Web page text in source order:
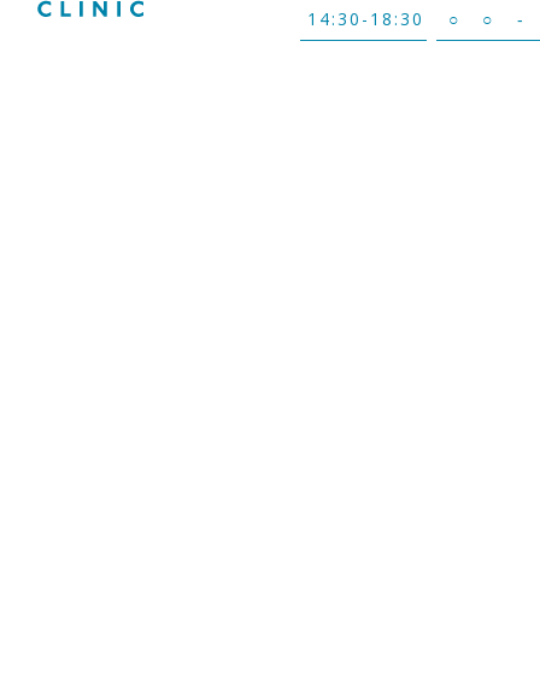
14:30-18:30 ○ ○ -